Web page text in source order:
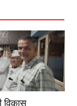
विकास